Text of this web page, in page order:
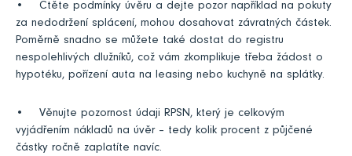
• Čtěte podmínky úvěru a dejte pozor například na pokuty
za nedodržení splácení, mohou dosahovat závratných částek.
Poměrně snadno se můžete také dostat do registru
nespolehlivých dlužníků, což vám zkomplikuje třeba žádost o
hypotéku, pořízení auta na leasing nebo kuchyně na splátky.
• Věnujte pozornost údaji RPSN, který je celkovým
vyjádřením nákladů na úvěr – tedy kolik procent z půjčené
částky ročně zaplatíte navíc.